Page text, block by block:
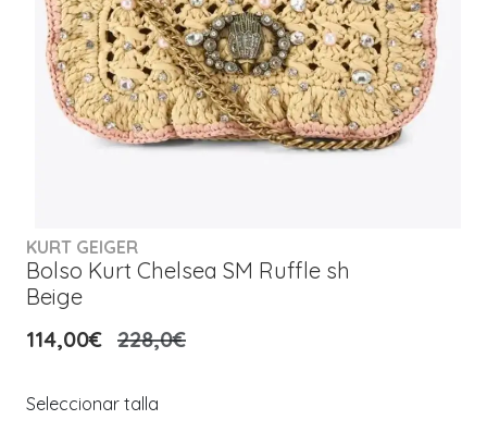
KURT GEIGER
Bolso Kurt Chelsea SM Ruffle sh
Beige
114,00€ 228,0€
Seleccionar talla